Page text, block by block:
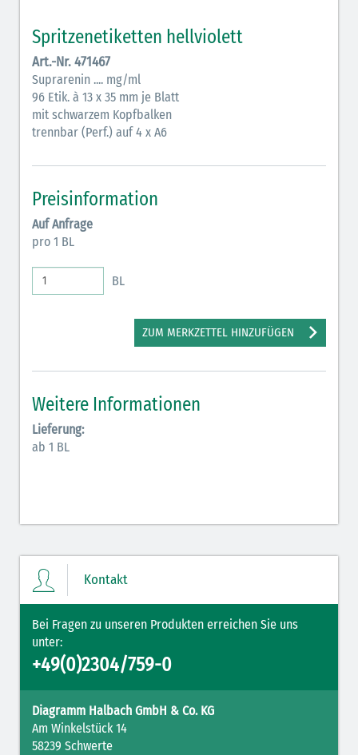
schraffiert)
Anticholinergika (hellgrün)
Cholinergika (hellgrün schraffiert)
Antiemetika (salmon)
Verschiedene Medikamente (weiß)
Antikoagulantien (hellgrau/weiß mit schwarzem
Rahmen)
Bronchodilatatoren (blau-braun)
Antikonvulsiva (grau-lila)
Elektrolyte (grün-pink)
Elektrolyte Kalium (grün-blau)
Elektrolyte NaCl (grün)
Spritzenetiketten hellviolett
Art.-Nr. 471467
Suprarenin .... mg/ml
96 Etik. à 13 x 35 mm je Blatt
mit schwarzem Kopfbalken
trennbar (Perf.) auf 4 x A6
Preisinformation
Auf Anfrage
pro 1 BL
BL
ZUM MERKZETTEL HINZUFÜGEN
Weitere Informationen
Lieferung:
ab 1 BL
Kontakt
Bei Fragen zu unseren Produkten erreichen Sie uns
unter:
+49(0)2304/759-0
Diagramm Halbach GmbH & Co. KG
Am Winkelstück 14
58239 Schwerte